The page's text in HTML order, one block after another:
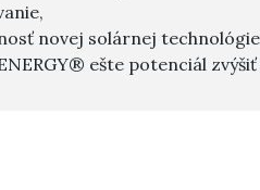
novej solárnej
ešte potenciál zvýšiť